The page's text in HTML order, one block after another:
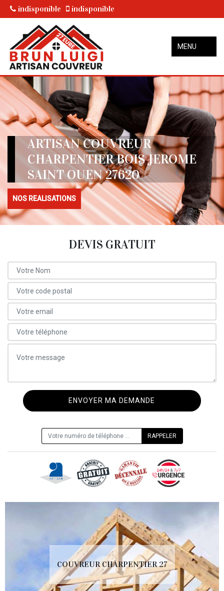
indisponible indisponible
MENU
ARTISAN COUVREUR
CHARPENTIER BOIS JEROME
SAINT OUEN 27620
NOS REALISATIONS
DEVIS GRATUIT
COUVREUR CHARPENTIER 27